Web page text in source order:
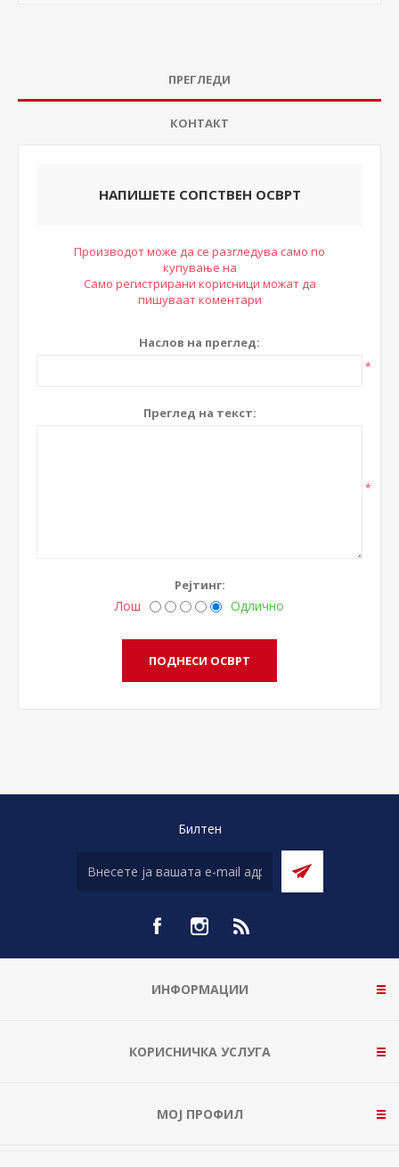
ПРЕГЛЕДИ
КОНТАКТ
НАПИШЕТЕ СОПСТВЕН ОСВРТ
Производот може да се разгледува само по
купување на
Само регистрирани корисници можат да
пишуваат коментари
Наслов на преглед:
*
Преглед на текст:
*
Рејтинг:
Лош Одлично
Билтен
ИНФОРМАЦИИ
КОРИСНИЧКА УСЛУГА
МОЈ ПРОФИЛ